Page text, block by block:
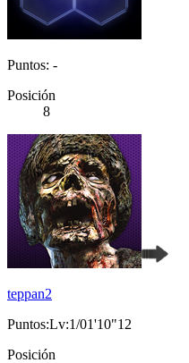
Puntos: -
Posición
8
teppan2
Puntos:Lv:1/01'10"12
Posición